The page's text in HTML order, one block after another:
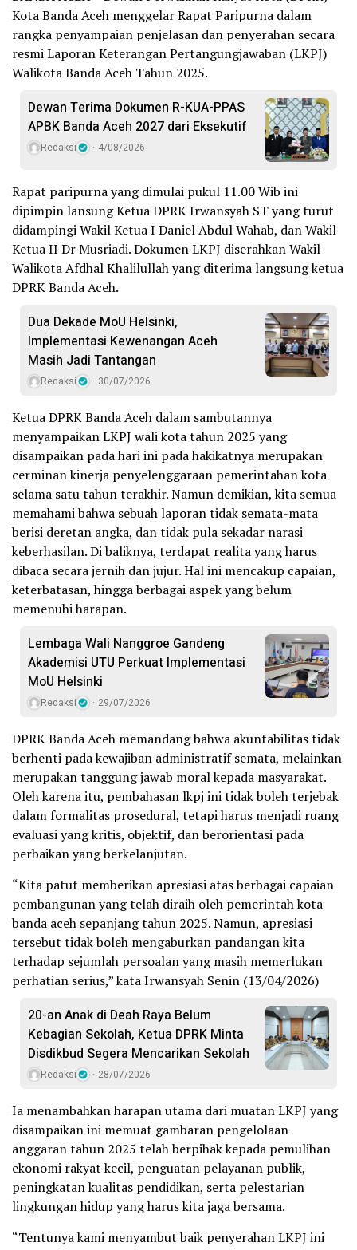
Kota Banda Aceh menggelar Rapat Paripurna dalam
rangka penyampaian penjelasan dan penyerahan secara
resmi Laporan Keterangan Pertangungjawaban (LKPJ)
Walikota Banda Aceh Tahun 2025.
Dewan Terima Dokumen R-KUA-PPAS
APBK Banda Aceh 2027 dari Eksekutif
Redaksi 4/08/2026
Rapat paripurna yang dimulai pukul 11.00 Wib ini
dipimpin lansung Ketua DPRK Irwansyah ST yang turut
didampingi Wakil Ketua I Daniel Abdul Wahab, dan Wakil
Ketua II Dr Musriadi. Dokumen LKPJ diserahkan Wakil
Walikota Afdhal Khalilullah yang diterima langsung ketua
DPRK Banda Aceh.
Dua Dekade MoU Helsinki,
Implementasi Kewenangan Aceh
Masih Jadi Tantangan
Redaksi 30/07/2026
Ketua DPRK Banda Aceh dalam sambutannya
menyampaikan LKPJ wali kota tahun 2025 yang
disampaikan pada hari ini pada hakikatnya merupakan
cerminan kinerja penyelenggaraan pemerintahan kota
selama satu tahun terakhir. Namun demikian, kita semua
memahami bahwa sebuah laporan tidak semata-mata
berisi deretan angka, dan tidak pula sekadar narasi
keberhasilan. Di baliknya, terdapat realita yang harus
dibaca secara jernih dan jujur. Hal ini mencakup capaian,
keterbatasan, hingga berbagai aspek yang belum
memenuhi harapan.
Lembaga Wali Nanggroe Gandeng
Akademisi UTU Perkuat Implementasi
MoU Helsinki
Redaksi 29/07/2026
DPRK Banda Aceh memandang bahwa akuntabilitas tidak
berhenti pada kewajiban administratif semata, melainkan
merupakan tanggung jawab moral kepada masyarakat.
Oleh karena itu, pembahasan lkpj ini tidak boleh terjebak
dalam formalitas prosedural, tetapi harus menjadi ruang
evaluasi yang kritis, objektif, dan berorientasi pada
perbaikan yang berkelanjutan.
“Kita patut memberikan apresiasi atas berbagai capaian
pembangunan yang telah diraih oleh pemerintah kota
banda aceh sepanjang tahun 2025. Namun, apresiasi
tersebut tidak boleh mengaburkan pandangan kita
terhadap sejumlah persoalan yang masih memerlukan
perhatian serius,” kata Irwansyah Senin (13/04/2026)
20-an Anak di Deah Raya Belum
Kebagian Sekolah, Ketua DPRK Minta
Disdikbud Segera Mencarikan Sekolah
Redaksi 28/07/2026
Ia menambahkan harapan utama dari muatan LKPJ yang
disampaikan ini memuat gambaran pengelolaan
anggaran tahun 2025 telah berpihak kepada pemulihan
ekonomi rakyat kecil, penguatan pelayanan publik,
peningkatan kualitas pendidikan, serta pelestarian
lingkungan hidup yang harus kita jaga bersama.
“Tentunya kami menyambut baik penyerahan LKPJ ini